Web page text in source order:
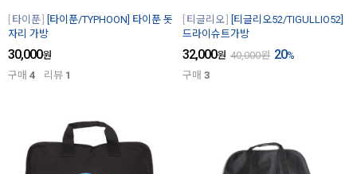
타이푼
[타이푼/TYPHOON] 타이푼 돗
자리 가방
30,000원
구매 4 리뷰 1
티글리오
[티글리오52/TIGULLIO52]
드라이슈트가방
32,000원 40,000원 20%
구매 3